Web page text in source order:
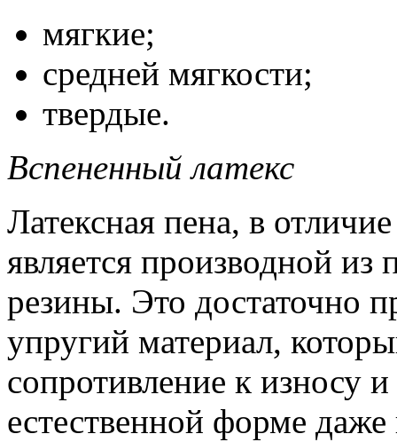
мягкие;
средней мягкости;
твердые.
Вспененный латекс
Латексная пена, в
является производной из
резины. Это достаточно
упругий материал,
сопротивление к износу
естественной форме